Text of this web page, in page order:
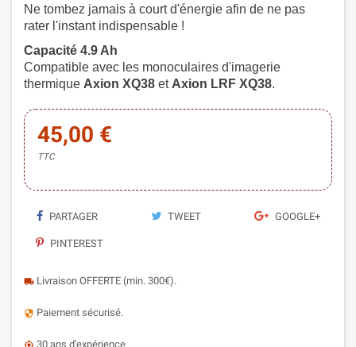
Ne tombez jamais à court d'énergie afin de ne pas
rater l'instant indispensable !
Capacité 4.9 Ah
Compatible avec les monoculaires d'imagerie
thermique Axion XQ38 et Axion LRF XQ38.
45,00 €
TTC
PARTAGER TWEET GOOGLE+
PINTEREST
local_shipping Livraison OFFERTE (min. 300€).
security Paiement sécurisé.
30 ans d'expérience.